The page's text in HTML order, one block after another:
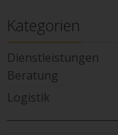
Kategorien
Dienstleistungen
Beratung
Logistik